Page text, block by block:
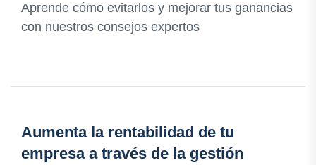
Aprende cómo evitarlos y mejorar tus ganancias
con nuestros consejos expertos
Aumenta la rentabilidad de tu
empresa a través de la gestión